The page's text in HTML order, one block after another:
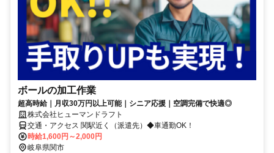
ボールの加工作業
超高時給｜月収30万円以上可能｜シニア応援｜空調完備で快適◎
株式会社ヒューマンドラフト
交通・アクセス 関駅近く（派遣先）◆車通勤OK！
時給1,600円～2,000円
岐阜県関市